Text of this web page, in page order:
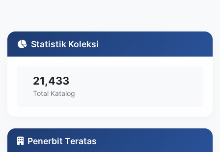
Statistik Koleksi
21,433
Total Katalog
Penerbit Teratas